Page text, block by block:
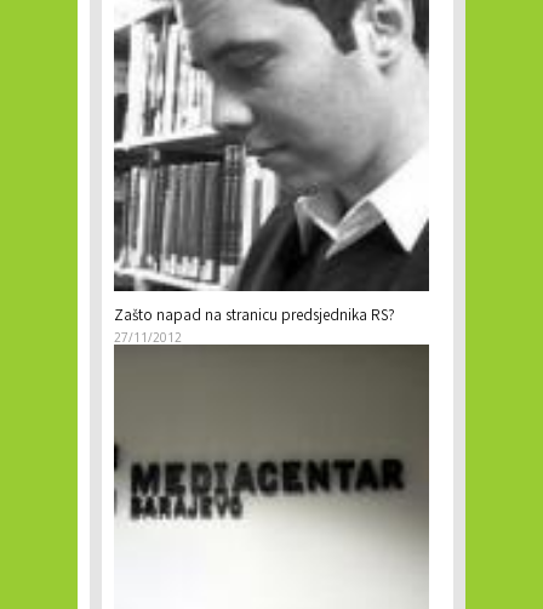
Zašto napad na stranicu predsjednika RS?
27/11/2012